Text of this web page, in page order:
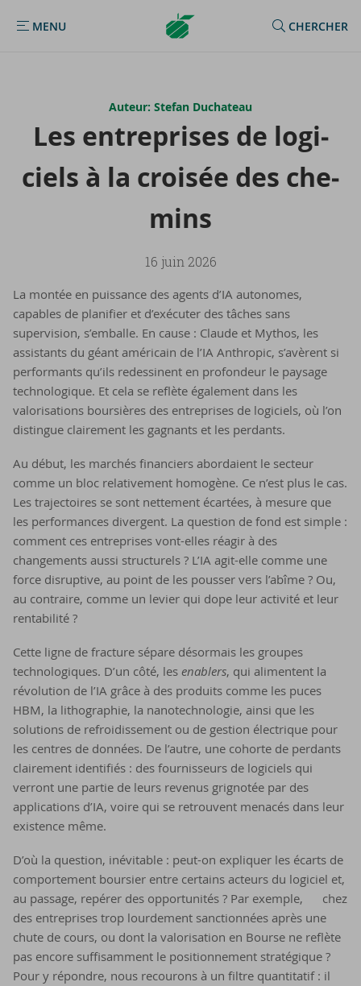
MENU
MENU
Argenta
Homepage
CHERCHER
Auteur: Stefan Duchateau
Les en­tre­prises de lo­gi­
ciels à la croi­sée des che­
mins
16 juin 2026
La montée en puissance des agents d’IA autonomes,
capables de planifier et d’exécuter des tâches sans
supervision, s’emballe. En cause : Claude et Mythos, les
assistants du géant américain de l’IA Anthropic, s’avèrent si
performants qu’ils redessinent en profondeur le paysage
technologique. Et cela se reflète également dans les
valorisations boursières des entreprises de logiciels, où l’on
distingue clairement les gagnants et les perdants.
Au début, les marchés financiers abordaient le secteur
comme un bloc relativement homogène. Ce n’est plus le cas.
Les trajectoires se sont nettement écartées, à mesure que
les performances divergent. La question de fond est simple :
comment ces entreprises vont-elles réagir à des
changements aussi structurels ? L’IA agit-elle comme une
force disruptive, au point de les pousser vers l’abîme ? Ou,
au contraire, comme un levier qui dope leur activité et leur
rentabilité ?
Cette ligne de fracture sépare désormais les groupes
technologiques. D’un côté, les enablers, qui alimentent la
révolution de l’IA grâce à des produits comme les puces
HBM, la lithographie, la nanotechnologie, ainsi que les
solutions de refroidissement ou de gestion électrique pour
les centres de données. De l’autre, une cohorte de perdants
clairement identifiés : des fournisseurs de logiciels qui
verront une partie de leurs revenus grignotée par des
applications d’IA, voire qui se retrouvent menacés dans leur
existence même.
D’où la question, inévitable : peut-on expliquer les écarts de
comportement boursier entre certains acteurs du logiciel et,
au passage, repérer des opportunités ? Par exemple, chez
des entreprises trop lourdement sanctionnées après une
chute de cours, ou dont la valorisation en Bourse ne reflète
pas encore suffisamment le positionnement stratégique ?
Pour y répondre, nous recourons à un filtre quantitatif : il